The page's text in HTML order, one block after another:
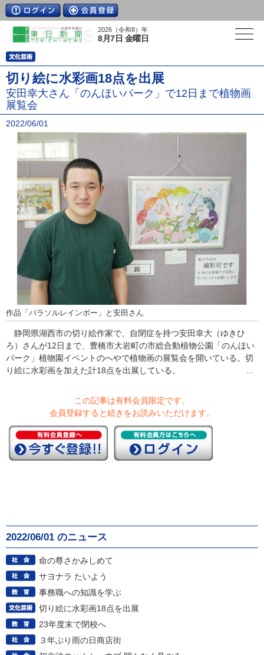
2026（令和8）年
8月7日 金曜日
切り絵に水彩画18点を出展
安田幸大さん「のんほいパーク」で12日まで植物画
展覧会
2022/06/01
作品「パラソルレインボー」と安田さん
静岡県湖西市の切り絵作家で、自閉症を持つ安田幸大（ゆきひ
ろ）さんが12日まで、豊橋市大岩町の市総合動植物公園「のんほい
パーク」植物園イベントのへやで植物画の展覧会を開いている。切
り絵に水彩画を加えた計18点を出展している。 ...
この記事は有料会員限定です。
会員登録すると続きをお読みいただけます。
2022/06/01 のニュース
命の尊さかみしめて
サヨナラ たいよう
事務職への知識を学ぶ
切り絵に水彩画18点を出展
23年度末で閉校へ
３年ぶり雨の日商店街